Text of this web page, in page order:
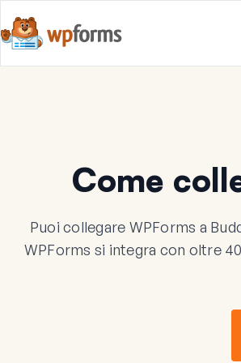
Come
Puoi collegare WPForms a
WPForms si integra con oltre